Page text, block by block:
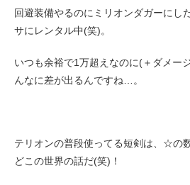
回避装備やるのにミリオンダガーにし
サにレンタル中(笑)。
いつも余裕で1万超えなのに(＋ダメー
んなに差が出るんですね…。
テリオンの普段使ってる短剣は、☆の
どこの世界の話だ(笑)！